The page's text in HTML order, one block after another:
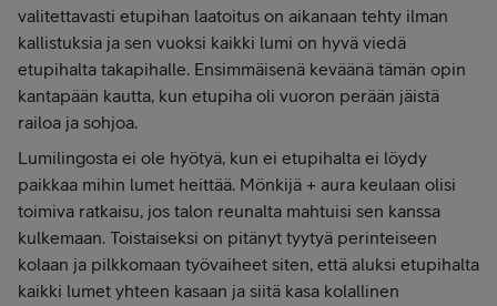
valitettavasti etupihan laatoitus on aikanaan tehty ilman
kallistuksia ja sen vuoksi kaikki lumi on hyvä viedä
etupihalta takapihalle. Ensimmäisenä keväänä tämän opin
kantapään kautta, kun etupiha oli vuoron perään jäistä
railoa ja sohjoa.
Lumilingosta ei ole hyötyä, kun ei etupihalta ei löydy
paikkaa mihin lumet heittää. Mönkijä + aura keulaan olisi
toimiva ratkaisu, jos talon reunalta mahtuisi sen kanssa
kulkemaan. Toistaiseksi on pitänyt tyytyä perinteiseen
kolaan ja pilkkomaan työvaiheet siten, että aluksi etupihalta
kaikki lumet yhteen kasaan ja siitä kasa kolallinen